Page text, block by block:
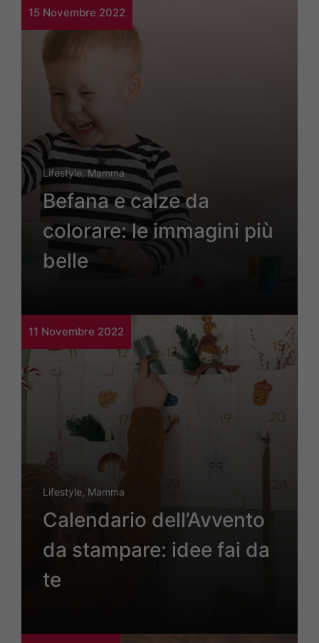
15 Novembre 2022
Lifestyle,Mamma
Befana e calze da
colorare: le immagini più
belle
11 Novembre 2022
Lifestyle, Mamma
Calendario dell’Avvento
da stampare: idee fai da
te